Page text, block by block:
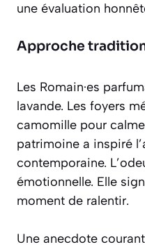
une évaluation
Approche
Les Romain·es
lavande. Les foyers
camomille pour
patrimoine a inspiré
contemporaine.
émotionnelle. Elle
moment de ralentir.
Une anecdote